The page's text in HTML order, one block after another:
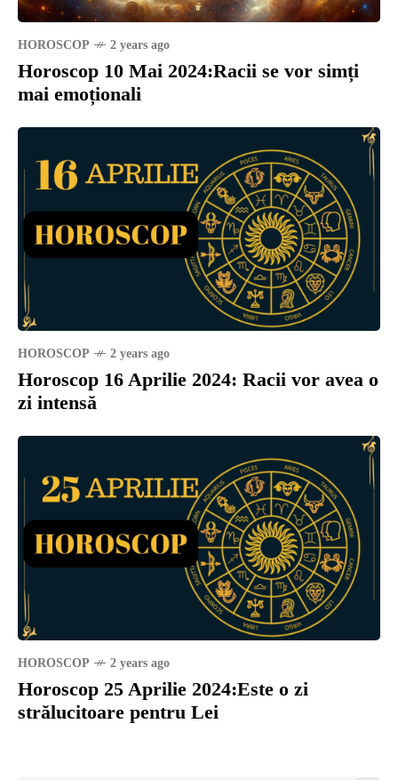
HOROSCOP 2 years ago
Horoscop 10 Mai 2024:Racii se vor simți
mai emoționali
HOROSCOP 2 years ago
Horoscop 16 Aprilie 2024: Racii vor avea o
zi intensă
HOROSCOP 2 years ago
Horoscop 25 Aprilie 2024:Este o zi
strălucitoare pentru Lei